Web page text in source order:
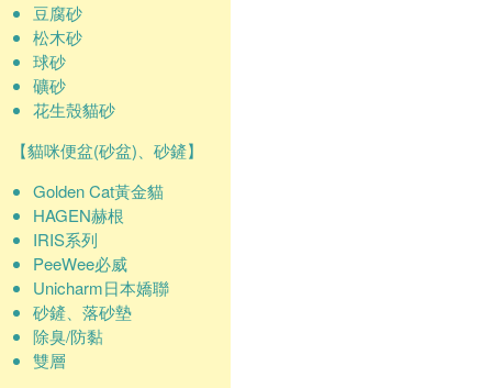
豆腐砂
松木砂
球砂
礦砂
花生殼貓砂
【貓咪便盆(砂盆)、砂鏟】
Golden Cat黃金貓
HAGEN赫根
IRIS系列
PeeWee必威
Unicharm日本嬌聯
砂鏟、落砂墊
除臭/防黏
雙層